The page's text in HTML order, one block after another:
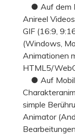
● Auf dem
Anireel
GIF (16:9,
(Windows,
Animationen
HTML5/
● Auf
simple
Animator